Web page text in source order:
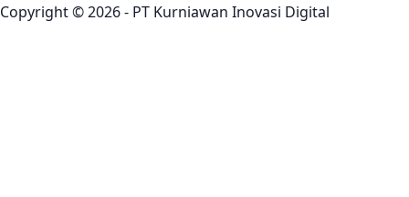
Copyright © 2026 - PT Kurniawan Inovasi Digital